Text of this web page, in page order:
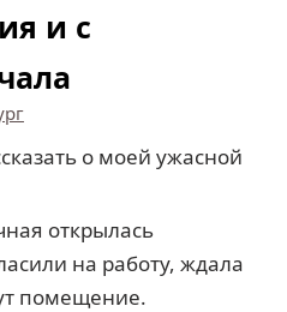
и с
о моей ужасной
открылась
на работу, ждала
помещение.